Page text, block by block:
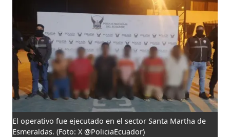
El operativo fue ejecutado en el sector Santa Martha de
Esmeraldas. (Foto: X @PoliciaEcuador)